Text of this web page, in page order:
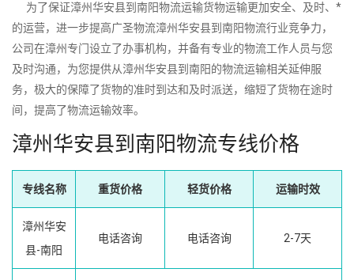
为了保证漳州华安县到南阳物流运输货物运输更加安全、及时、*
的运营，进一步提高广圣物流漳州华安县到南阳物流行业竞争力，
公司在漳州专门设立了办事机构，并备有专业的物流工作人员与您
及时沟通，为您提供从漳州华安县到南阳的物流运输相关延伸服
务，极大的保障了货物的准时到达和及时派送，缩短了货物在途时
间，提高了物流运输效率。
漳州华安县到南阳物流专线价格
专线名称 重货价格 轻货价格 运输时效
漳州华安
县-南阳
电话咨询 电话咨询 2-7天